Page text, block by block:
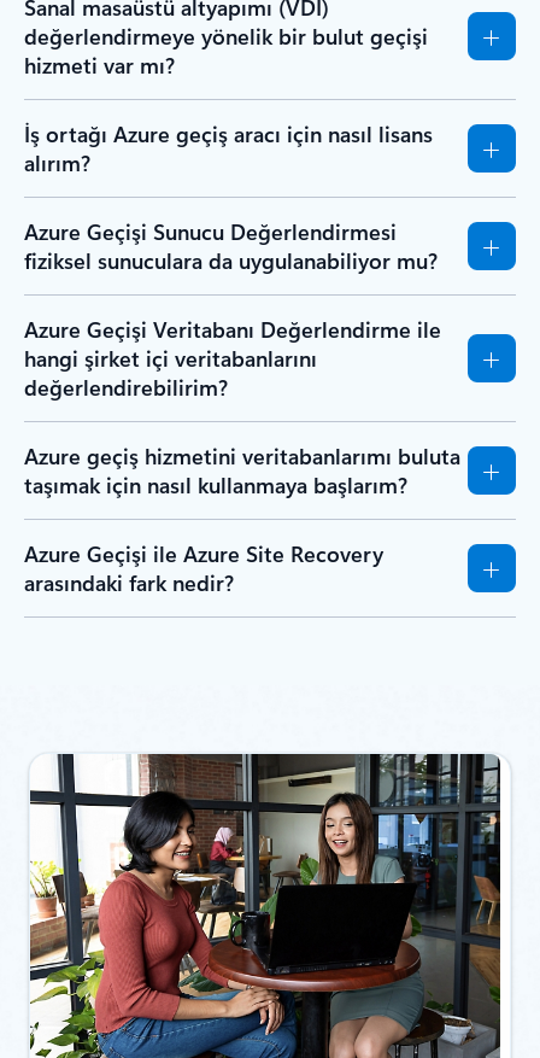
Sanal masaüstü altyapımı (VDI)
değerlendirmeye yönelik bir bulut geçişi
hizmeti var mı?
İş ortağı Azure geçiş aracı için nasıl lisans
alırım?
Azure Geçişi Sunucu Değerlendirmesi
fiziksel sunuculara da uygulanabiliyor mu?
Azure Geçişi Veritabanı Değerlendirme ile
hangi şirket içi veritabanlarını
değerlendirebilirim?
Azure geçiş hizmetini veritabanlarımı buluta
taşımak için nasıl kullanmaya başlarım?
Azure Geçişi ile Azure Site Recovery
arasındaki fark nedir?